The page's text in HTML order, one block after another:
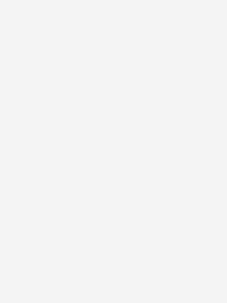
als gegeben hinnehmen.
wir ergreifen können,
wir müssen bei der
Keiner von uns kann hier
wie meine Mandanten
von Personal
wie sie Quereinsteiger
Schulabgänger auszubilden,
einsetzen können, um
zu beschleunigen. Und
Zuwanderung nicht